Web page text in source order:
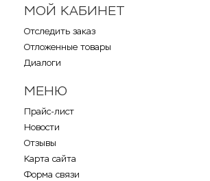
МОЙ КАБИНЕТ
Отследить заказ
Отложенные товары
Диалоги
МЕНЮ
Прайс-лист
Новости
Отзывы
Карта сайта
Форма связи